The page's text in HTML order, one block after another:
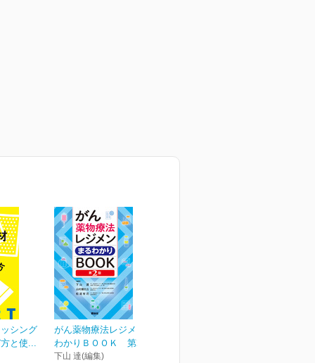
シング
と使...
がん薬物療法レジメンまる
わかりＢＯＯＫ 第2版
下山 達(編集)